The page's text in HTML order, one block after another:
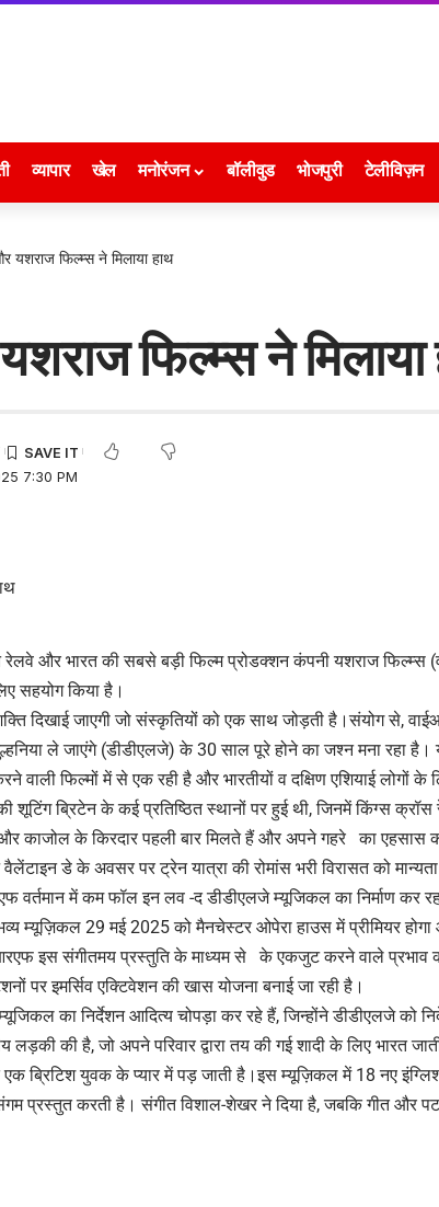
व्यापार खेल मनोरंजन बॉलीवुड भोजपुरी टेलीविज़न
यशराज फिल्म्स ने मिलाया हाथ
फिल्म्स ने मिलाया
7:30 PM
रेलवे और भारत की सबसे बड़ी फिल्म प्रोडक्शन कंपनी यशराज
सहयोग किया है।
दिखाई जाएगी जो संस्कृतियों को एक साथ जोड़ती है।संयोग से,
ले जाएंगे (डीडीएलजे) के 30 साल पूरे होने का जश्न मना रहा है।
वाली फिल्मों में से एक रही है और भारतीयों व दक्षिण एशियाई लोगों के
शूटिंग ब्रिटेन के कई प्रतिष्ठित स्थानों पर हुई थी, जिनमें किंग्स
काजोल के किरदार पहली बार मिलते हैं और अपने गहरे का एहसास
डे के अवसर पर ट्रेन यात्रा की रोमांस भरी विरासत को
वर्तमान में कम फॉल इन लव -द डीडीएलजे म्यूजिकल का निर्माण कर
म्यूज़िकल 29 मई 2025 को मैनचेस्टर ओपेरा हाउस में प्रीमियर
इस संगीतमय प्रस्तुति के माध्यम से के एकजुट करने वाले प्रभाव
पर इमर्सिव एक्टिवेशन की खास योजना बनाई जा रही है।
का निर्देशन आदित्य चोपड़ा कर रहे हैं, जिन्होंने डीडीएलजे को
लड़की की है, जो अपने परिवार द्वारा तय की गई शादी के लिए भारत
ब्रिटिश युवक के प्यार में पड़ जाती है।इस म्यूज़िकल में 18 नए
प्रस्तुत करती है। संगीत विशाल-शेखर ने दिया है, जबकि गीत और